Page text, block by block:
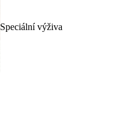
Speciální výživa